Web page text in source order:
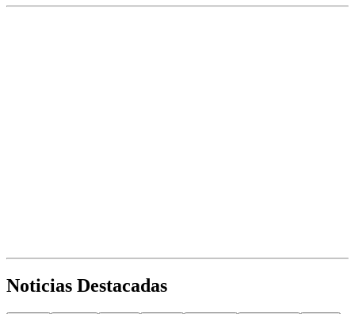
Noticias Destacadas